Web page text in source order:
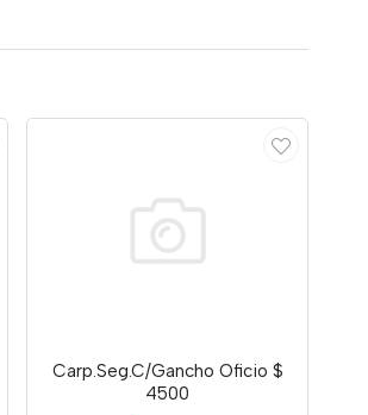
Carp.Seg.C/Gancho Oficio $
4500